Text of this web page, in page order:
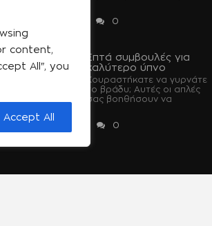
content,
All", you
Accept All
0
Επτά συμβουλές για
καλύτερο ύπνο
Κουραστήκατε να γυρνάτε
το βράδυ; Αυτές οι απλές
συμβουλές θα σας βοηθήσουν να
0